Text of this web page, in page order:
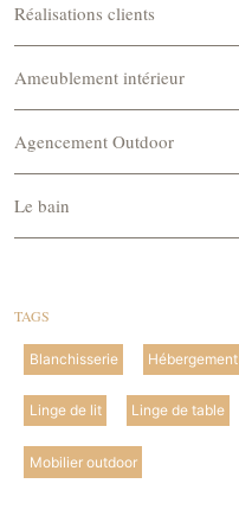
Réalisations clients
Ameublement intérieur
Agencement Outdoor
Le bain
TAGS
Blanchisserie Hébergement
Linge de lit Linge de table
Mobilier outdoor